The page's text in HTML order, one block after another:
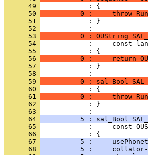
      49
      50
0 :     throw
      51
            : }
      52
      53
0 : OUString
      54
      55
      56
0 :     return
      57
            : }
      58
      59
0 : sal_Bool
      60
      61
0 :     throw
      62
            : }
      63
      64
5 : sal_Bool
      65
      66
      67
5 :
      68
5 :